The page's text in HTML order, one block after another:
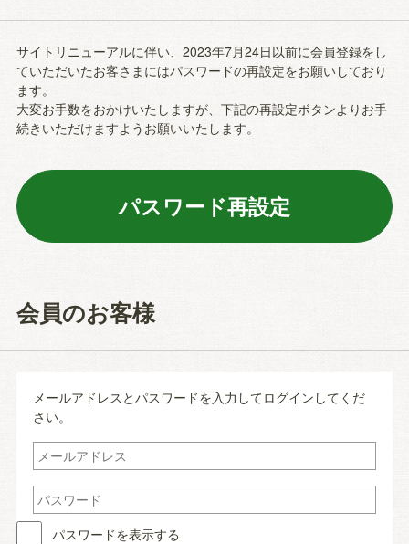
サイトリニューアルに伴い、2023年7月24日以前に会員登録をし
ていただいたお客さまにはパスワードの再設定をお願いしており
ます。
大変お手数をおかけいたしますが、下記の再設定ボタンよりお手
続きいただけますようお願いいたします。
会員のお客様
メールアドレスとパスワードを入力してログインしてくだ
さい。
パスワードを表示する